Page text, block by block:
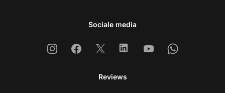
Sociale media
InstagramFacebook
X LinkedinYoutubeWhatsapp
Reviews